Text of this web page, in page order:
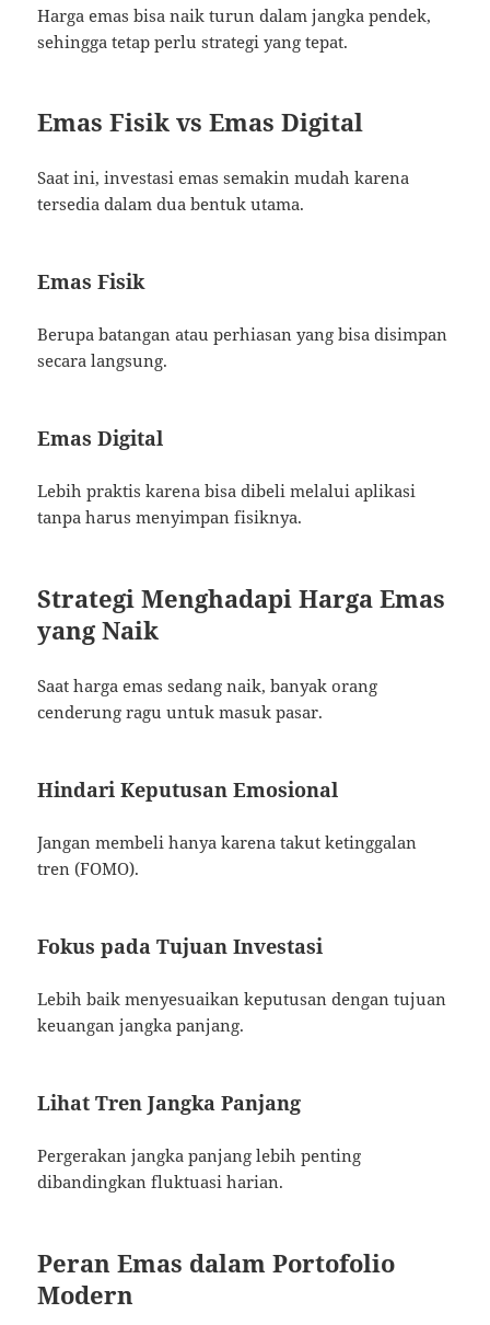
Harga emas bisa naik turun dalam jangka pendek,
sehingga tetap perlu strategi yang tepat.
Emas Fisik vs Emas Digital
Saat ini, investasi emas semakin mudah karena
tersedia dalam dua bentuk utama.
Emas Fisik
Berupa batangan atau perhiasan yang bisa disimpan
secara langsung.
Emas Digital
Lebih praktis karena bisa dibeli melalui aplikasi
tanpa harus menyimpan fisiknya.
Strategi Menghadapi Harga Emas
yang Naik
Saat harga emas sedang naik, banyak orang
cenderung ragu untuk masuk pasar.
Hindari Keputusan Emosional
Jangan membeli hanya karena takut ketinggalan
tren (FOMO).
Fokus pada Tujuan Investasi
Lebih baik menyesuaikan keputusan dengan tujuan
keuangan jangka panjang.
Lihat Tren Jangka Panjang
Pergerakan jangka panjang lebih penting
dibandingkan fluktuasi harian.
Peran Emas dalam Portofolio
Modern